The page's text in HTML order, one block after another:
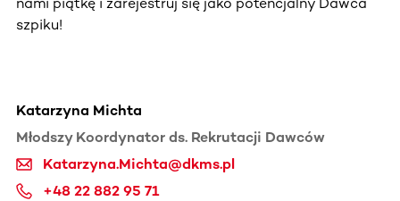
szpiku!
Katarzyna Michta
Młodszy Koordynator ds. Rekrutacji Dawców
Katarzyna.Michta@dkms.pl
+48 22 882 95 71